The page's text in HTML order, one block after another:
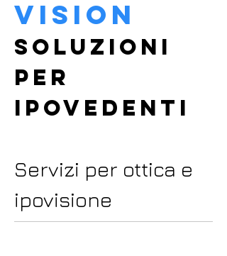
vi sion
SOLUZIO N I
PER
IPOVEDENTI
Servizi per ottica e
ipovisione